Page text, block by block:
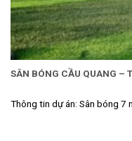
SÂN BÓNG CẦU QUANG –
Thông tin dự án: Sân bóng 7